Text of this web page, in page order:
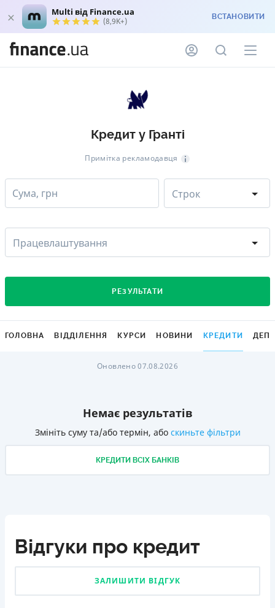
Multi від Finance.ua
(8,9K+) ВСТАНОВИТИ
Кредит у Гранті
Примітка рекламодавця
Сума, грн Строк
Працевлаштування
РЕЗУЛЬТАТИ
ГОЛОВНА ВІДДІЛЕННЯ КУРСИ НОВИНИ КРЕДИТИ
Оновлено 07.08.2026
Немає результатів
Змініть суму та/або термін, або скиньте фільтри
КРЕДИТИ ВСІХ БАНКІВ
Відгуки про кредит
ЗАЛИШИТИ ВІДГУК